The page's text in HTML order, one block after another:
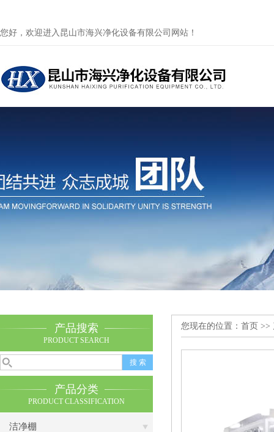
您好，欢迎进入昆山市海兴净化设备有限公司网站！
产品搜索
PRODUCT SEARCH
产品分类
PRODUCT CLASSIFICATION
洁净棚
您现在的位置： 首页 >>